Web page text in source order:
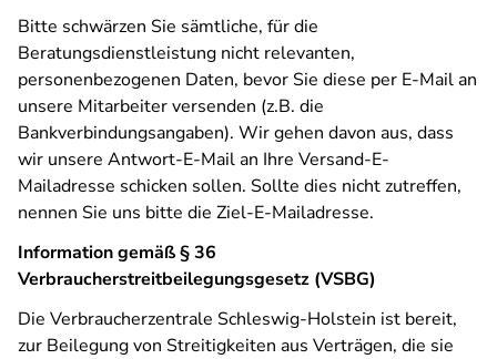
Bitte schwärzen Sie sämtliche, für die
Beratungsdienstleistung nicht relevanten,
personenbezogenen Daten, bevor Sie diese per E-Mail an
unsere Mitarbeiter versenden (z.B. die
Bankverbindungsangaben). Wir gehen davon aus, dass
wir unsere Antwort-E-Mail an Ihre Versand-E-
Mailadresse schicken sollen. Sollte dies nicht zutreffen,
nennen Sie uns bitte die Ziel-E-Mailadresse.
Information gemäß § 36
Verbraucherstreitbeilegungsgesetz (VSBG)
Die Verbraucherzentrale Schleswig-Holstein ist bereit,
zur Beilegung von Streitigkeiten aus Verträgen, die sie